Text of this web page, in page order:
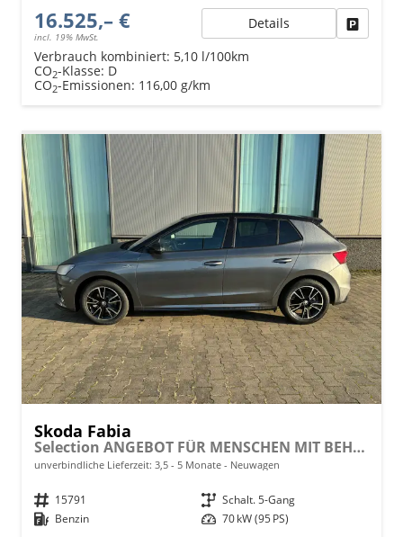
16.525,– €
incl. 19% MwSt.
Details
Verbrauch kombiniert: 5,10 l/100km
CO2-Klasse: D
CO2-Emissionen: 116,00 g/km
Skoda Fabia
Selection ANGEBOT FÜR MENSCHEN MIT BEHINDERUNG AB 50%! 1.0 TSI 95PS, LED-Scheinwerfer, M-Lederlenkrad, Nebelscheinwerfer, Parksensoren hinten, Sitzheizung, Tempomat, Klimaanlage, Infotainment 8", Fußmatten, 4fach elektr. Fensterheber, Mittelarmlehne vorne
unverbindliche Lieferzeit: 3,5 - 5 Monate Neuwagen
Fahrzeugnr. 15791 Getriebe Schalt. 5-Gang
Kraftstoff Benzin Leistung 70 kW (95 PS)